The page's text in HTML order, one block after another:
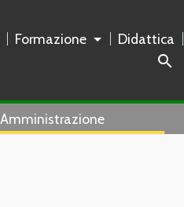
Formazione Didattica
search
Amministrazione